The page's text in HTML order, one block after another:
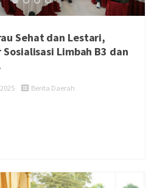
Sehat dan Lestari,
Sosialisasi Limbah B3 dan
Berita Daerah